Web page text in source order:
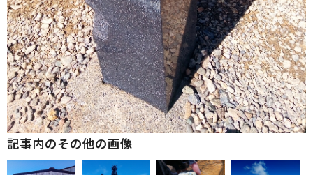
記事内のその他の画像